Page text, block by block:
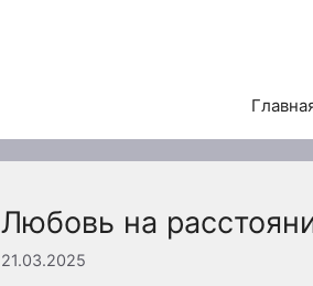
Любовь на
21.03.2025